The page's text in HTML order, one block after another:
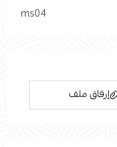
ms04
إرفاق ملف